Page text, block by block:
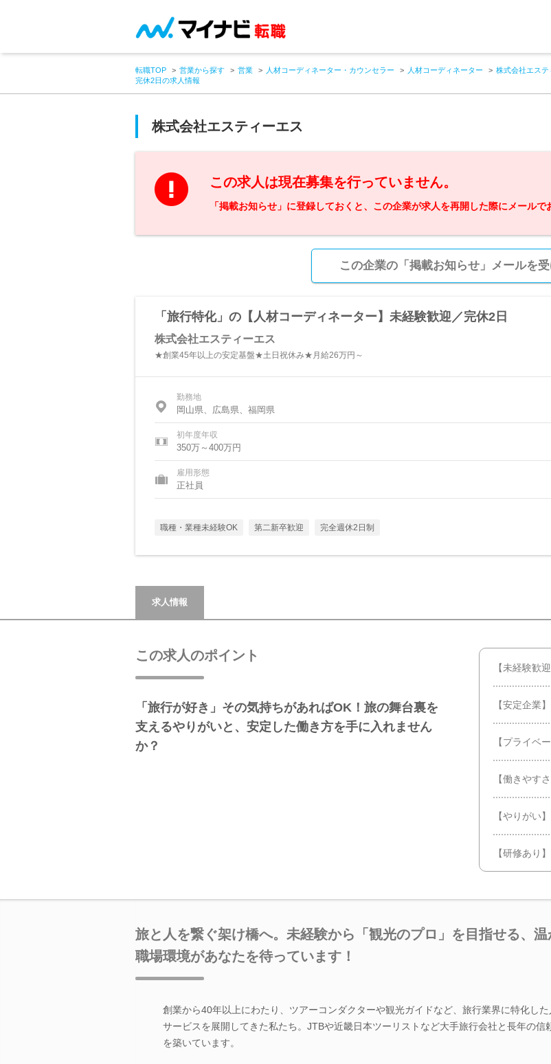
転職TOP 営業から探す 営業 人材コーディネーター・カウンセラー 人材コーディネーター 株式会社エステ
完休2日の求人情報
株式会社エスティーエス
この求人は現在募集を行っていません。
「掲載お知らせ」に登録しておくと、この企業が求人を再開した際にメールで
この企業の「掲載お知らせ」メールを
「旅行特化」の【人材コーディネーター】未経験歓迎／完休2日
株式会社エスティーエス
★創業45年以上の安定基盤★土日祝休み★月給26万円～
勤務地
岡山県、広島県、福岡県
初年度年収
350万～400万円
雇用形態
正社員
職種・業種未経験OK 第二新卒歓迎 完全週休2日制
求人情報
この求人のポイント
「旅行が好き」その気持ちがあればOK！旅の舞台裏を
支えるやりがいと、安定した働き方を手に入れません
か？
【未経験歓
【安定企業
【プライベ
【働きやす
【やりがい
【研修あり
旅と人を繋ぐ架け橋へ。未経験から「観光のプロ」を目指せる、温
職場環境があなたを待っています！
創業から40年以上にわたり、ツアーコンダクターや観光ガイドなど、旅行業界に特化した
サービスを展開してきた私たち。JTBや近畿日本ツーリストなど大手旅行会社と長年の信
を築いています。